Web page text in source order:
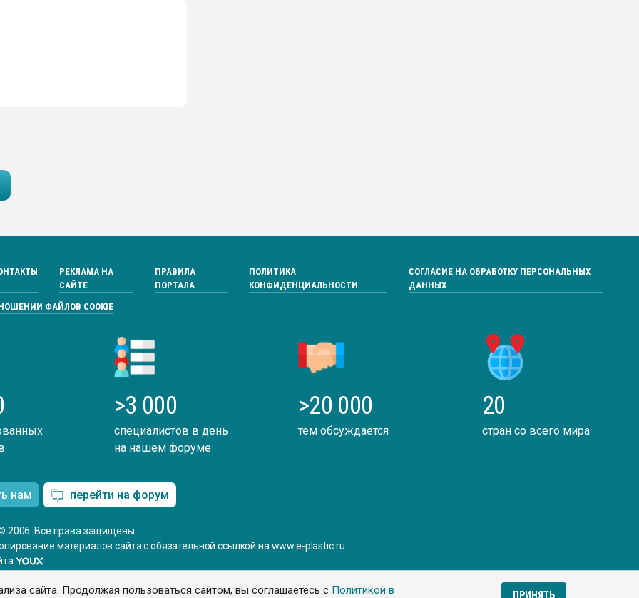
сайта. Продолжая пользоваться сайтом, вы соглашаетесь с Политикой в ПРИНЯТЬ
РЕКЛАМА НА
САЙТЕ
ПРАВИЛА
ПОРТАЛА
ПОЛИТИКА
КОНФИДЕНЦИАЛЬНОСТИ
СОГЛАСИЕ НА ОБРАБОТКУ ПЕРСОНАЛЬНЫХ
ДАННЫХ
ФАЙЛОВ COOKIE
>3 000
специалистов в день
на нашем форуме
>20 000
тем обсуждается
20
стран со всего мира
нам перейти на форум
2006. Все права защищены
материалов сайта с обязательной ссылкой на www.e-plastic.ru